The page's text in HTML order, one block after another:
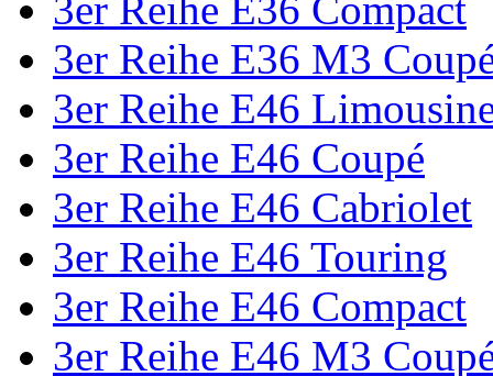
3er Reihe E36 M3
3er Reihe E46
3er Reihe E46 Coupé
3er Reihe E46 Cabriolet
3er Reihe E46 Touring
3er Reihe E46 Compact
3er Reihe E46 M3